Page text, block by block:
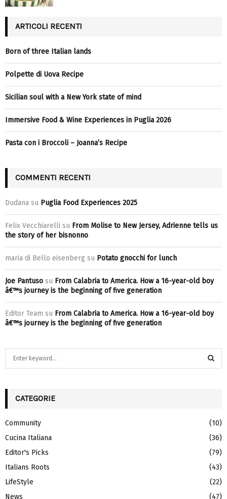
ARTICOLI RECENTI
Born of three Italian lands
Polpette di Uova Recipe
Sicilian soul with a New York state of mind
Immersive Food & Wine Experiences in Puglia 2026
Pasta con i Broccoli – Joanna’s Recipe
COMMENTI RECENTI
Dudana su Puglia Food Experiences 2025
Felix Vecchiarelli su From Molise to New Jersey, Adrienne tells us
the story of her bisnonno
maria di Bello eisenberg su Potato gnocchi for lunch
Joe Pantuso su From Calabria to America. How a 16-year-old boy
â€™s journey is the beginning of five generation
Editor Team su From Calabria to America. How a 16-year-old boy
â€™s journey is the beginning of five generation
h
o
r
:
A
R
H
CATEGORIE
Community
(10)
Cucina Italiana
(36)
Editor's Picks
(79)
Italians Roots
(43)
LifeStyle
(22)
News
(47)